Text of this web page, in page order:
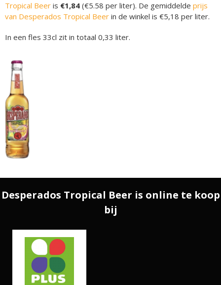
Tropical Beer is €1,84 (€5.58 per liter). De gemiddelde prijs
van Desperados Tropical Beer in de winkel is €5,18 per liter.
In een fles 33cl zit in totaal 0,33 liter.
Desperados Tropical Beer is online te koop
bij